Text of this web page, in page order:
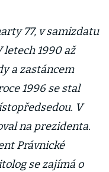
77, v samizdatu
letech 1990 až
a zastáncem
1996 se stal
V
na prezidenta.
Právnické
se zajímá o